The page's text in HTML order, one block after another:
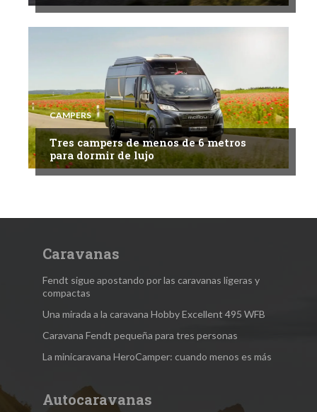
CAMPERS
Tres campers de menos de 6 metros
para dormir de lujo
Caravanas
Fendt sigue apostando por las caravanas ligeras y
compactas
Una mirada a la caravana Hobby Excellent 495 WFB
Caravana Fendt pequeña para tres personas
La minicaravana HeroCamper: cuando menos es más
Autocaravanas